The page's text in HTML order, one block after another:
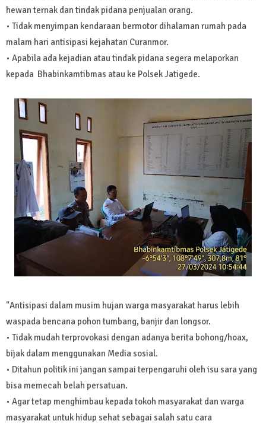
hewan ternak dan tindak pidana penjualan orang.
• Tidak menyimpan kendaraan bermotor dihalaman rumah pada
malam hari antisipasi kejahatan Curanmor.
• Apabila ada kejadian atau tindak pidana segera melaporkan
kepada Bhabinkamtibmas atau ke Polsek Jatigede.
"Antisipasi dalam musim hujan warga masyarakat harus lebih
waspada bencana pohon tumbang, banjir dan longsor.
• Tidak mudah terprovokasi dengan adanya berita bohong/hoax,
bijak dalam menggunakan Media sosial.
• Ditahun politik ini jangan sampai terpengaruhi oleh isu sara yang
bisa memecah belah persatuan.
• Agar tetap menghimbau kepada tokoh masyarakat dan warga
masyarakat untuk hidup sehat sebagai salah satu cara